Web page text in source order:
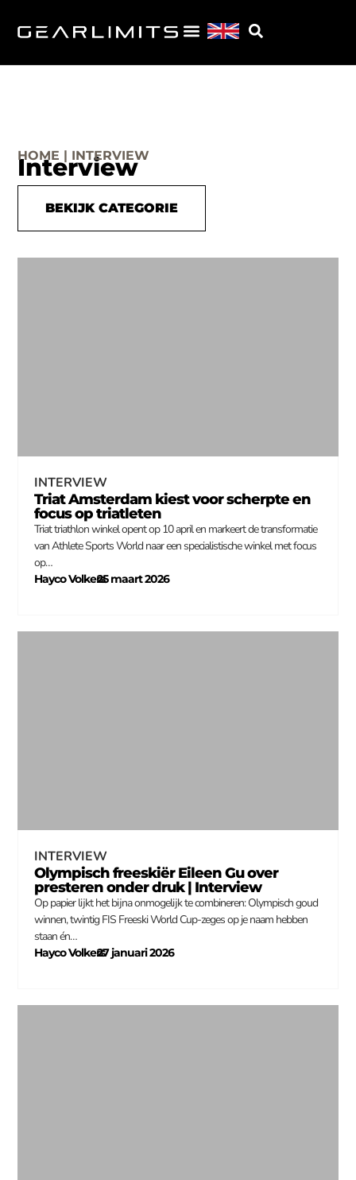
HOME | INTERVIEW
Interview
BEKIJK CATEGORIE
INTERVIEW
Triat Amsterdam kiest voor scherpte en
focus op triatleten
Triat triathlon winkel opent op 10 april en markeert de transformatie
van Athlete Sports World naar een specialistische winkel met focus
op…
Hayco Volkers
–
25 maart 2026
INTERVIEW
Olympisch freeskiër Eileen Gu over
presteren onder druk | Interview
Op papier lijkt het bijna onmogelijk te combineren: Olympisch goud
winnen, twintig FIS Freeski World Cup-zeges op je naam hebben
staan én…
Hayco Volkers
–
27 januari 2026